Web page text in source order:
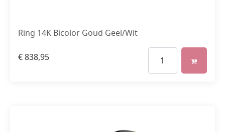
Ring 14K Bicolor Goud Geel/Wit
€838,95